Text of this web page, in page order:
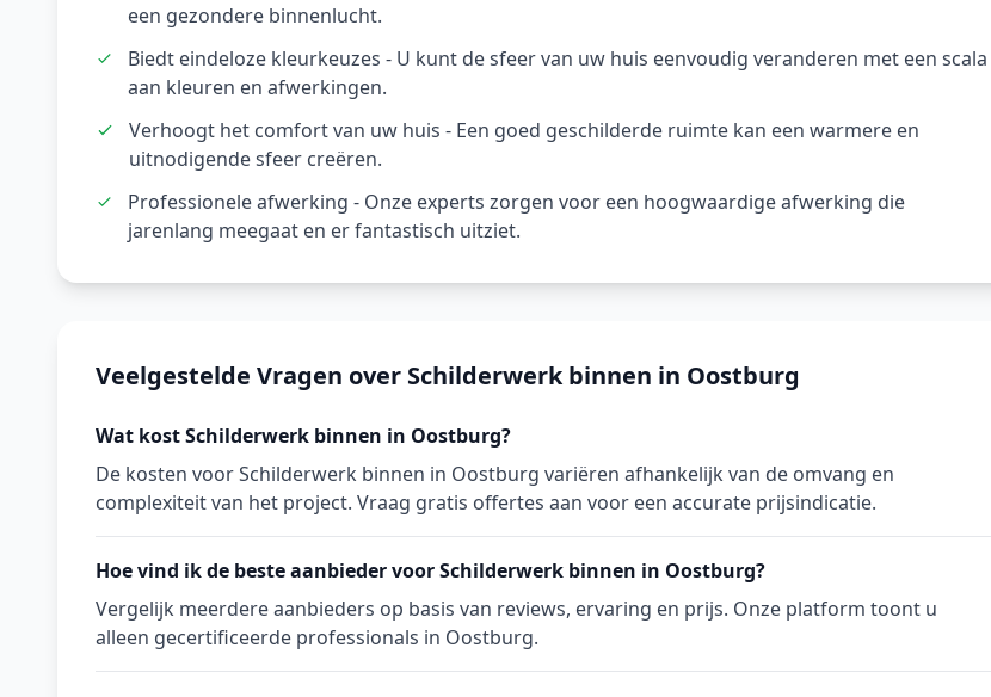
een gezondere binnenlucht.
Biedt eindeloze kleurkeuzes - U kunt de sfeer van uw huis eenvoudig veranderen met een scala
aan kleuren en afwerkingen.
Verhoogt het comfort van uw huis - Een goed geschilderde ruimte kan een warmere en
uitnodigende sfeer creëren.
Professionele afwerking - Onze experts zorgen voor een hoogwaardige afwerking die
jarenlang meegaat en er fantastisch uitziet.
Veelgestelde Vragen over Schilderwerk binnen in Oostburg
Wat kost Schilderwerk binnen in Oostburg?
De kosten voor Schilderwerk binnen in Oostburg variëren afhankelijk van de omvang en
complexiteit van het project. Vraag gratis offertes aan voor een accurate prijsindicatie.
Hoe vind ik de beste aanbieder voor Schilderwerk binnen in Oostburg?
Vergelijk meerdere aanbieders op basis van reviews, ervaring en prijs. Onze platform toont u
alleen gecertificeerde professionals in Oostburg.